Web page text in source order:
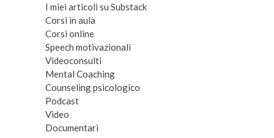
I miei articoli su Substack
Corsi in aula
Corsi online
Speech motivazionali
Videoconsulti
Mental Coaching
Counseling psicologico
Podcast
Video
Documentari